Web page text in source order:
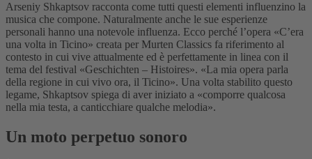
Arseniy Shkaptsov racconta come tutti questi elementi influenzino la
musica che compone. Naturalmente anche le sue esperienze
personali hanno una notevole influenza. Ecco perché l’opera «C’era
una volta in Ticino» creata per Murten Classics fa riferimento al
contesto in cui vive attualmente ed è perfettamente in linea con il
tema del festival «Geschichten – Histoires». «La mia opera parla
della regione in cui vivo ora, il Ticino». Una volta stabilito questo
legame, Shkaptsov spiega di aver iniziato a «comporre qualcosa
nella mia testa, a canticchiare qualche melodia».
Un moto perpetuo sonoro